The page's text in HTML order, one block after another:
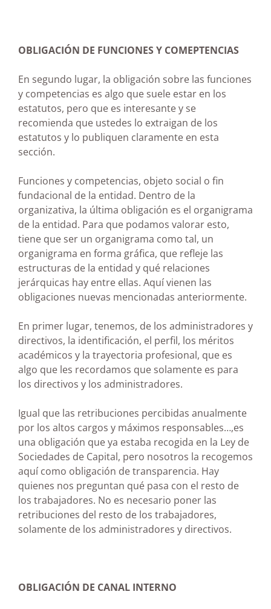
OBLIGACIÓN DE FUNCIONES Y COMEPTENCIAS
En segundo lugar, la obligación sobre las funciones
y competencias es algo que suele estar en los
estatutos, pero que es interesante y se
recomienda que ustedes lo extraigan de los
estatutos y lo publiquen claramente en esta
sección.
Funciones y competencias, objeto social o fin
fundacional de la entidad. Dentro de la
organizativa, la última obligación es el organigrama
de la entidad. Para que podamos valorar esto,
tiene que ser un organigrama como tal, un
organigrama en forma gráfica, que refleje las
estructuras de la entidad y qué relaciones
jerárquicas hay entre ellas. Aquí vienen las
obligaciones nuevas mencionadas anteriormente.
En primer lugar, tenemos, de los administradores y
directivos, la identificación, el perfil, los méritos
académicos y la trayectoria profesional, que es
algo que les recordamos que solamente es para
los directivos y los administradores.
Igual que las retribuciones percibidas anualmente
por los altos cargos y máximos responsables…,es
una obligación que ya estaba recogida en la Ley de
Sociedades de Capital, pero nosotros la recogemos
aquí como obligación de transparencia. Hay
quienes nos preguntan qué pasa con el resto de
los trabajadores. No es necesario poner las
retribuciones del resto de los trabajadores,
solamente de los administradores y directivos.
OBLIGACIÓN DE CANAL INTERNO